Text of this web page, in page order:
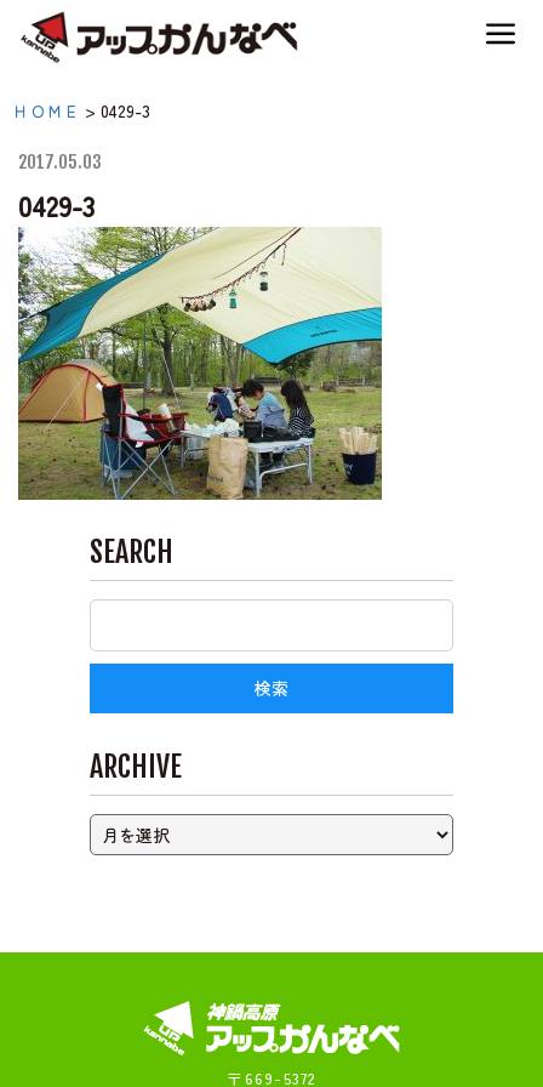
0429-3|【公式】アップか
んなべ｜兵庫県豊岡市・
関西 アウトドア・キャ
ンプ場・熱気球・高原ア
クティビティ
夏のスキー場も「かなり遊べる」！
神鍋高原アクティビティ
交通アクセス
宿泊案内
神鍋高原体育館
ＨＯＭＥ > 0429-3
2017.05.03
0429-3
SEARCH
ARCHIVE
〒669-5372